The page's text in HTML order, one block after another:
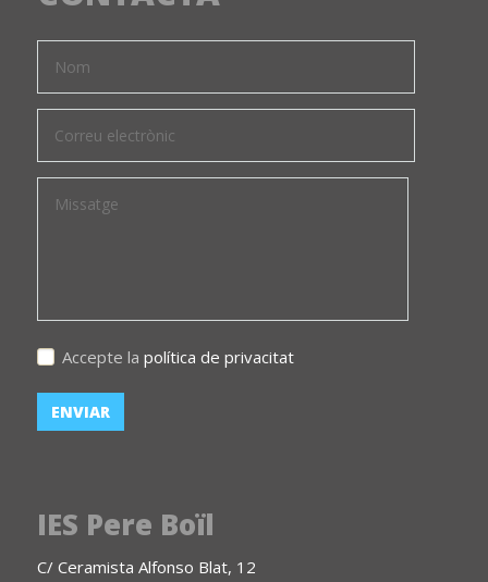
Accepte la política de privacitat
IES Pere Boïl
C/ Ceramista Alfonso Blat, 12